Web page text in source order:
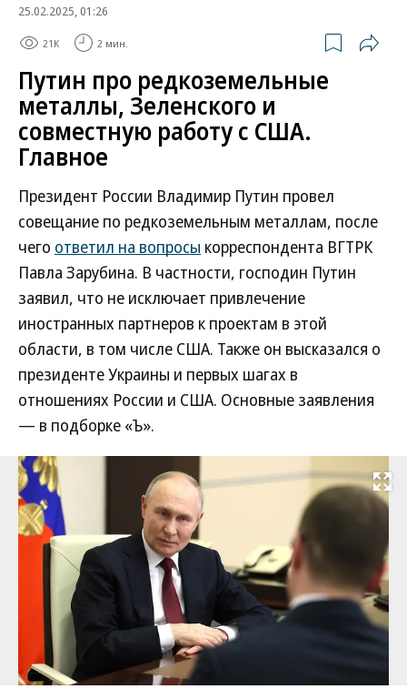
25.02.2025, 01:26
21K 2 мин.
Путин про редкоземельные
металлы, Зеленского и
совместную работу с США.
Главное
Президент России Владимир Путин провел
совещание по редкоземельным металлам, после
чего ответил на вопросы корреспондента ВГТРК
Павла Зарубина. В частности, господин Путин
заявил, что не исключает привлечение
иностранных партнеров к проектам в этой
области, в том числе США. Также он высказался о
президенте Украины и первых шагах в
отношениях России и США. Основные заявления
— в подборке «Ъ».
Развернуть